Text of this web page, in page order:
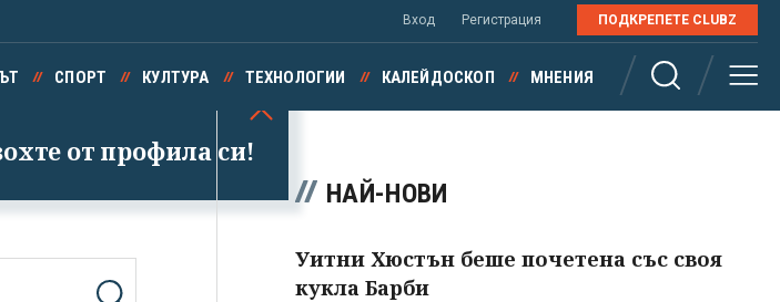
от профила си!
Вход Регистрация ПОДКРЕПЕТЕ CLUBZ
СПОРТ КУЛТУРА ТЕХНОЛОГИИ КАЛЕЙДОСКОП МНЕНИЯ
НАЙ-НОВИ
Уитни Хюстън беше почетена със своя
кукла Барби